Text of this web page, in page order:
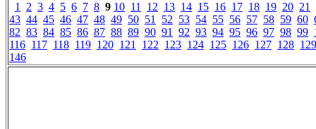
1 2 3 4 5 6 7 8 9 10 11 12 13 14 15 16 17 18 19 20 21
43 44 45 46 47 48 49 50 51 52 53 54 55 56 57 58 59 60
82 83 84 85 86 87 88 89 90 91 92 93 94 95 96 97 98 99
116 117 118 119 120 121 122 123 124 125 126 127 128 129
146